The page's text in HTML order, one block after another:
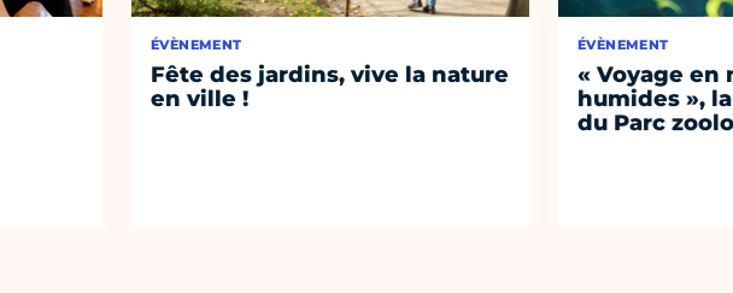
ÉVÈNEMENT
Fête des jardins, vive la nature
en ville !
ÉVÈNEMENT
« Voyage en
humides »,
du Parc